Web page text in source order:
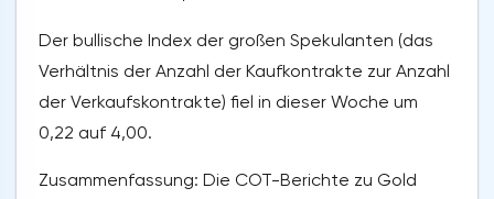
Der bullische Index der großen Spekulanten (das
Verhältnis der Anzahl der Kaufkontrakte zur Anzahl
der Verkaufskontrakte) fiel in dieser Woche um
0,22 auf 4,00.
Zusammenfassung: Die COT-Berichte zu Gold